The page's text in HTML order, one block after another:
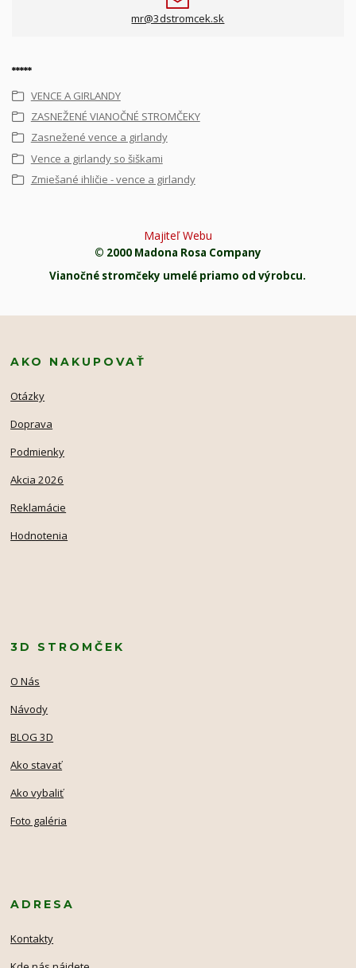
mr@3dstromcek.sk
*****
VENCE A GIRLANDY
ZASNEŽENÉ VIANOČNÉ STROMČEKY
Zasnežené vence a girlandy
Vence a girlandy so šiškami
Zmiešané ihličie - vence a girlandy
Majiteľ Webu
© 2000 Madona Rosa Company
Vianočné stromčeky umelé priamo od výrobcu.
AKO NAKUPOVAŤ
Otázky
Doprava
Podmienky
Akcia 2026
Reklamácie
Hodnotenia
3D STROMČEK
O Nás
Návody
BLOG 3D
Ako stavať
Ako vybaliť
Foto galéria
ADRESA
Kontakty